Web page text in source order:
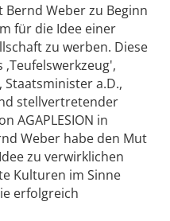
Weber zu Beginn
für die Idee einer
zu werben. Diese
a.D.,
stellvertretender
AGAPLESION in
Weber habe den Mut
zu verwirklichen
Kulturen im Sinne
erfolgreich